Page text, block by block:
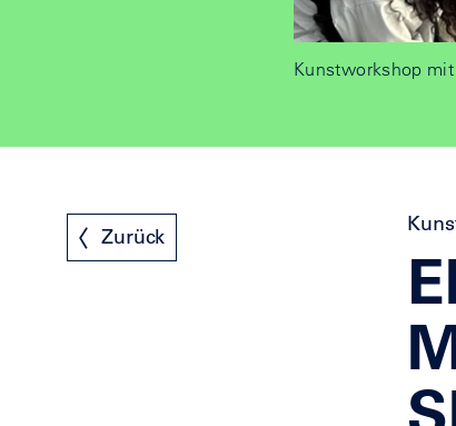
Kunstworkshop
Zurück